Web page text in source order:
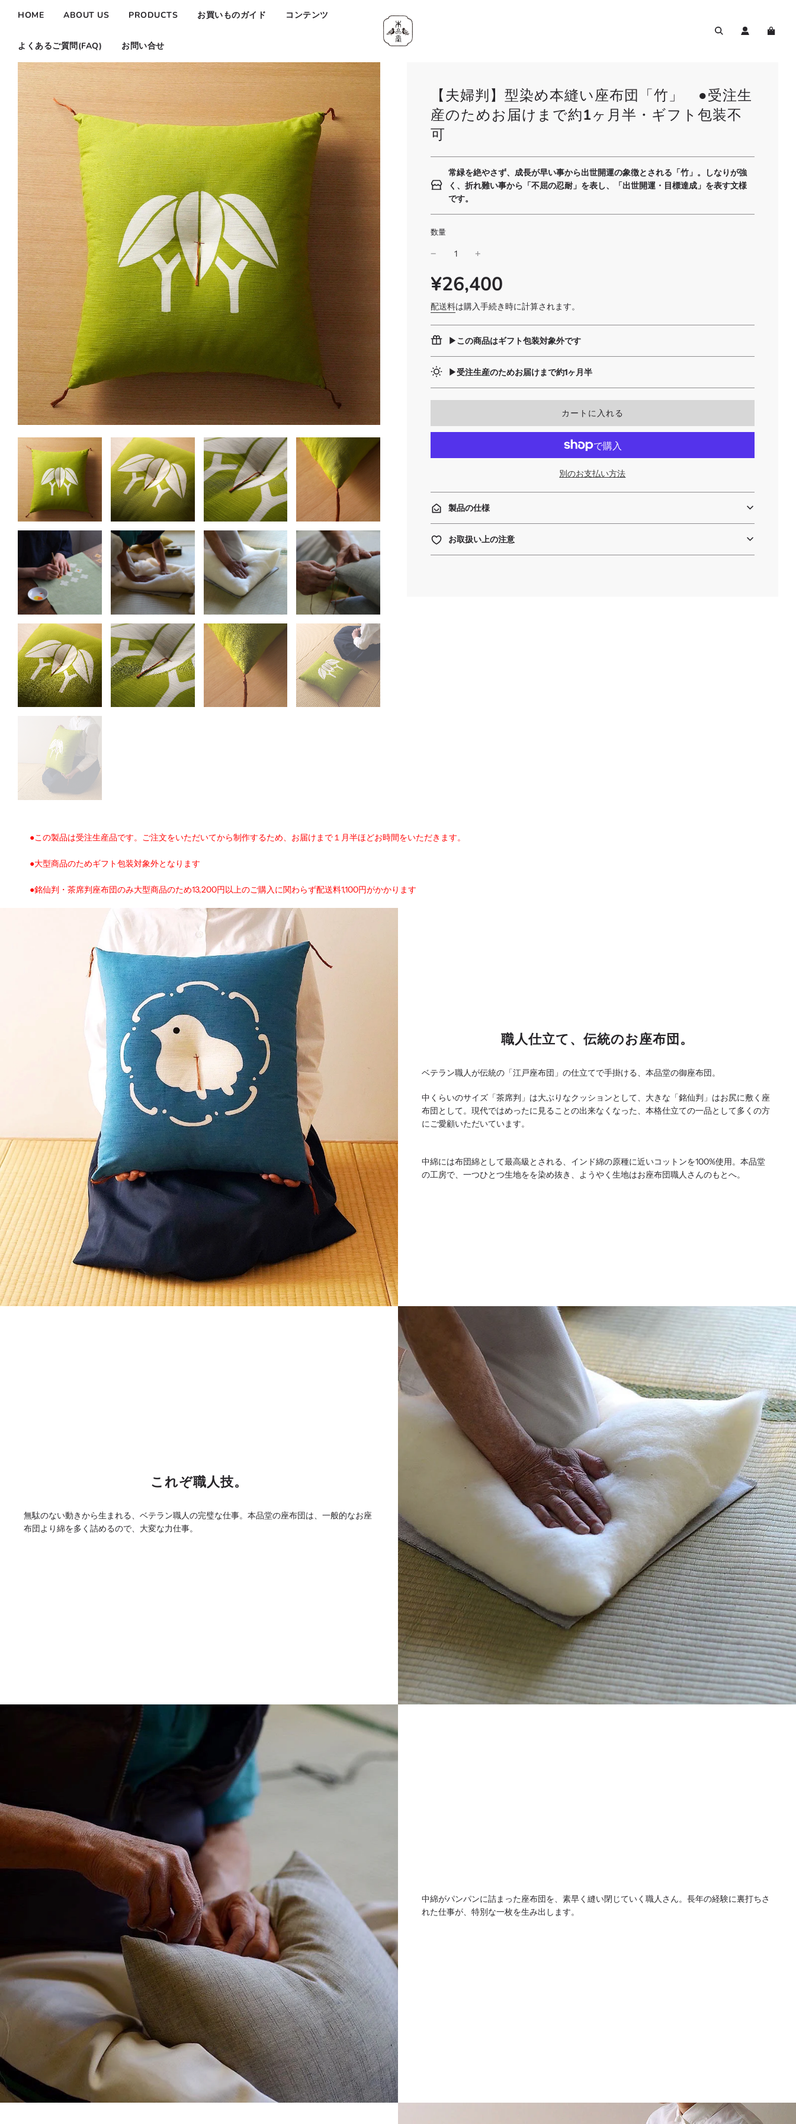
HOME ABOUT US PRODUCTS お買いものガイド コンテンツ
よくあるご質問(FAQ) お問い合せ
【夫婦判】型染め本縫い座布団「竹」 ●受注生
産のためお届けまで約1ヶ月半・ギフト包装不
可
常緑を絶やさず、成長が早い事から出世開運の象徴とされる「竹」。しなりが強
く、折れ難い事から「不屈の忍耐」を表し、「出世開運・目標達成」を表す文様
です。
数量
SALE
PRICE
通
常
価
格
¥26,400
配送料は購入手続き時に計算されます。
▶︎この商品はギフト包装対象外です
▶︎受注生産のためお届けまで約1ヶ月半
読
込
み
中
.
.
.
カートに入れる
別のお支払い方法
製品の仕様
お取扱い上の注意
●この製品は受注生産品です。ご注文をいただいてから制作するため、お届けまで１月半ほどお時間をいただきます。
●大型商品のためギフト包装対象外となります
●銘仙判・茶席判座布団のみ大型商品のため13,200円以上のご購入に関わらず配送料1,100円がかかります
職人仕立て、伝統のお座布団。
ベテラン職人が伝統の「江戸座布団」の仕立てで手掛ける、本品堂の御座布団。
中くらいのサイズ「茶席判」は大ぶりなクッションとして、大きな「銘仙判」はお尻に敷く座
布団として。現代ではめったに見ることの出来なくなった、本格仕立ての一品として多くの方
にご愛顧いただいています。
中綿には布団綿として最高級とされる、インド綿の原種に近いコットンを100%使用。本品堂
の工房で、一つひとつ生地をを染め抜き、ようやく生地はお座布団職人さんのもとへ。
これぞ職人技。
無駄のない動きから生まれる、ベテラン職人の完璧な仕事。本品堂の座布団は、一般的なお座
布団より綿を多く詰めるので、大変な力仕事。
中綿がパンパンに詰まった座布団を、素早く縫い閉じていく職人さん。長年の経験に裏打ちさ
れた仕事が、特別な一枚を生み出します。